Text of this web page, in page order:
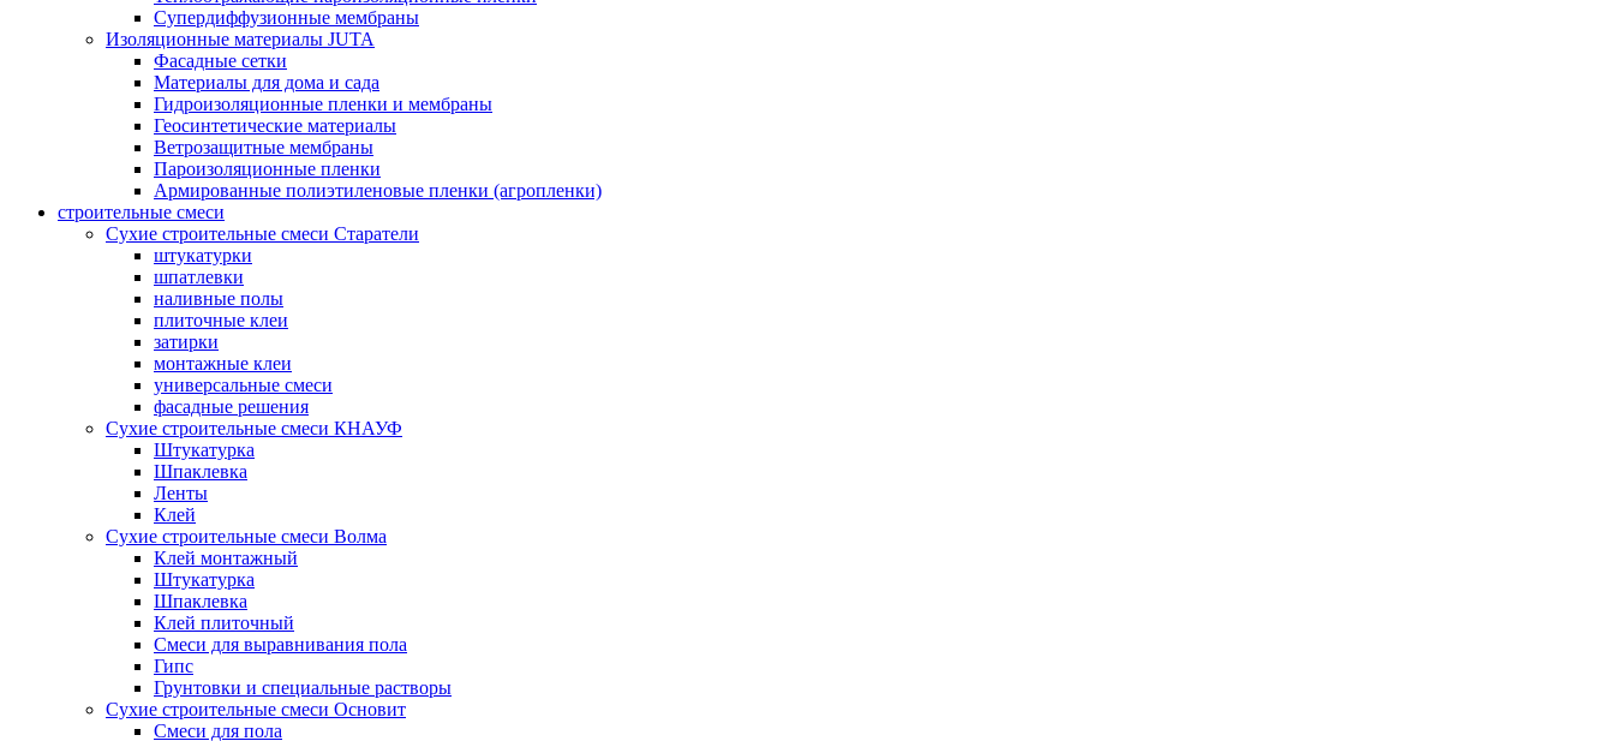
Супердиффузионные мембраны
Изоляционные материалы JUTA
Фасадные сетки
Материалы для дома и сада
Гидроизоляционные пленки и мембраны
Геосинтетические материалы
Ветрозащитные мембраны
Пароизоляционные пленки
Армированные полиэтиленовые пленки (агропленки)
строительные смеси
Сухие строительные смеси Старатели
штукатурки
шпатлевки
наливные полы
плиточные клеи
затирки
монтажные клеи
универсальные смеси
фасадные решения
Сухие строительные смеси КНАУФ
Штукатурка
Шпаклевка
Ленты
Клей
Сухие строительные смеси Волма
Клей монтажный
Штукатурка
Шпаклевка
Клей плиточный
Смеси для выравнивания пола
Гипс
Грунтовки и специальные растворы
Сухие строительные смеси Основит
Смеси для пола